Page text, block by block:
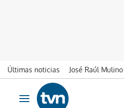
Últimas noticias José Raúl Mulino
Ir al contenido
Obrir navegació